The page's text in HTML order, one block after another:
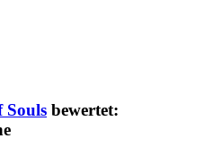
Souls bewertet: